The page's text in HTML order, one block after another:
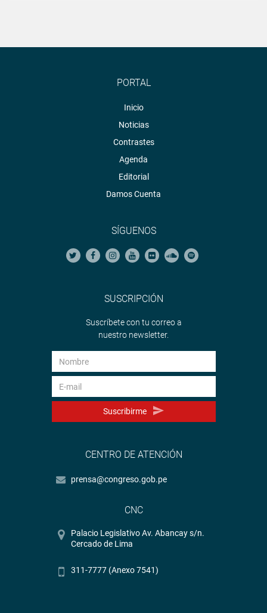
PORTAL
Inicio
Noticias
Contrastes
Agenda
Editorial
Damos Cuenta
SÍGUENOS
SUSCRIPCIÓN
Suscríbete con tu correo a
nuestro newsletter.
Suscribirme
CENTRO DE ATENCIÓN
prensa@congreso.gob.pe
CNC
Palacio Legislativo Av. Abancay s/n.
Cercado de Lima
311-7777 (Anexo 7541)